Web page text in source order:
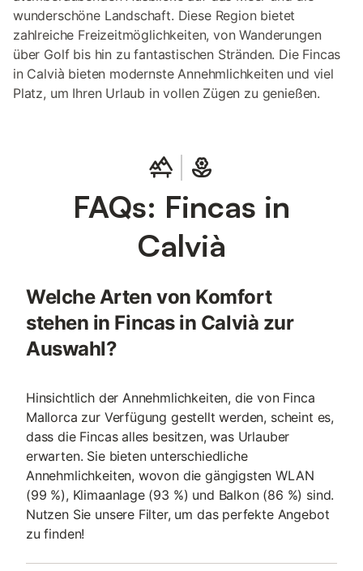
wunderschöne Landschaft. Diese Region bietet
zahlreiche Freizeitmöglichkeiten, von Wanderungen
über Golf bis hin zu fantastischen Stränden. Die Fincas
in Calvià bieten modernste Annehmlichkeiten und viel
Platz, um Ihren Urlaub in vollen Zügen zu genießen.
FAQs: Fincas in
Calvià
Welche Arten von Komfort
stehen in Fincas in Calvià zur
Auswahl?
Hinsichtlich der Annehmlichkeiten, die von Finca
Mallorca zur Verfügung gestellt werden, scheint es,
dass die Fincas alles besitzen, was Urlauber
erwarten. Sie bieten unterschiedliche
Annehmlichkeiten, wovon die gängigsten WLAN
(99 %), Klimaanlage (93 %) und Balkon (86 %) sind.
Nutzen Sie unsere Filter, um das perfekte Angebot
zu finden!